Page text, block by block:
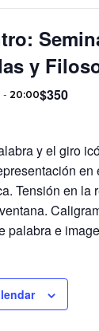
y
- 20:00$350
y el giro
en
Tensión en la
palabra e